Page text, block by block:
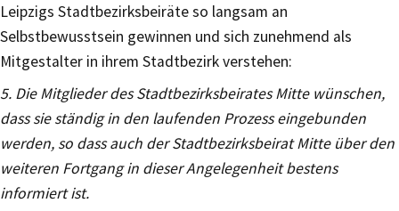
Leipzigs Stadtbezirksbeiräte so langsam an
Selbstbewusstsein gewinnen und sich zunehmend als
Mitgestalter in ihrem Stadtbezirk verstehen:
5. Die Mitglieder des Stadtbezirksbeirates Mitte wünschen,
dass sie ständig in den laufenden Prozess eingebunden
werden, so dass auch der Stadtbezirksbeirat Mitte über den
weiteren Fortgang in dieser Angelegenheit bestens
informiert ist.